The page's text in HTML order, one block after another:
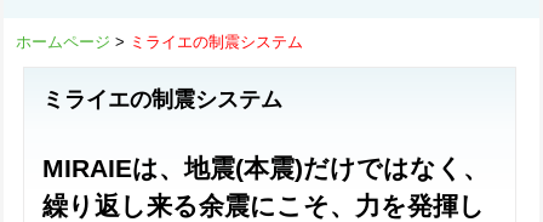
ホームページ > ミライエの制震システム
ミライエの制震システム
MIRAIEは、地震(本震)だけではなく、
繰り返し来る余震にこそ、力を発揮し